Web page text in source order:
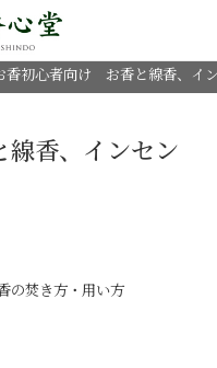
香初心者向け お香と線香、イ
香、インセン
の焚き方・用い方